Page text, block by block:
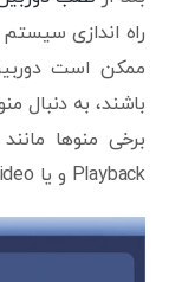
راه اندازی
ممکن است
Playback و یا Video شما وارد بخش Playback می‌شوید.